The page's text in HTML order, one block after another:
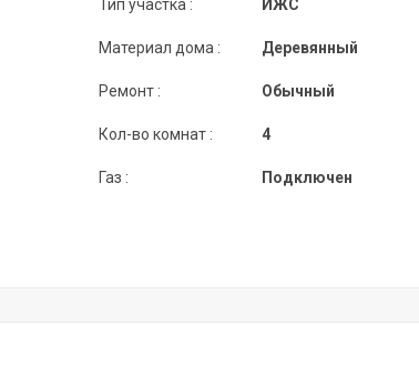
Тип участка :
Материал дома :
Ремонт :
Кол-во комнат :
Газ :
ИЖС
Деревянный
Обычный
4
Подключен